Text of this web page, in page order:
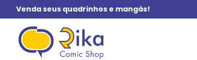
Venda seus quadrinhos e mangás!